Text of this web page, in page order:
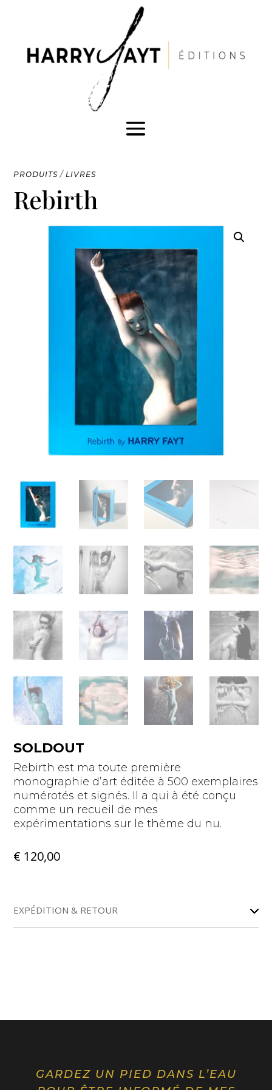
PRODUITS /LIVRES
Rebirth
SOLDOUT
Rebirth est ma toute première
monographie d’art éditée à 500 exemplaires
numérotés et signés. Il a qui à été conçu
comme un recueil de mes
expérimentations sur le thème du nu.
€ 120,00
EXPÉDITION & RETOUR
GARDEZ UN PIED DANS L’EAU